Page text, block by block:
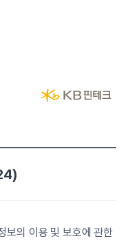
보의 이용 및 보호에 관한